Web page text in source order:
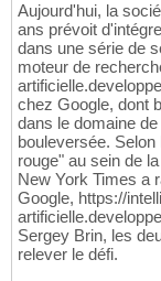
Aujourd'hui, la
ans prévoit
dans une série de
moteur de
chez Google, dont
dans le domaine
bouleversée.
rouge" au sein de
New York Times a
Google, https://
Sergey Brin, les
relever le défi.